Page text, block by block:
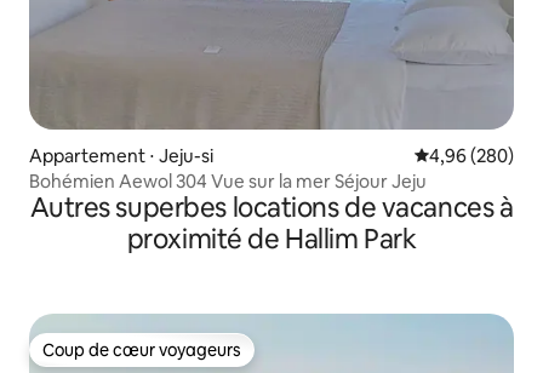
Appartement ⋅ Jeju-si Évaluation
4,96 (280)
Bohémien Aewol 304 Vue sur la mer Séjour Jeju
Autres superbes locations de vacances à
proximité de Hallim Park
Coup de cœur voyageurs
Coup de cœur voyageurs